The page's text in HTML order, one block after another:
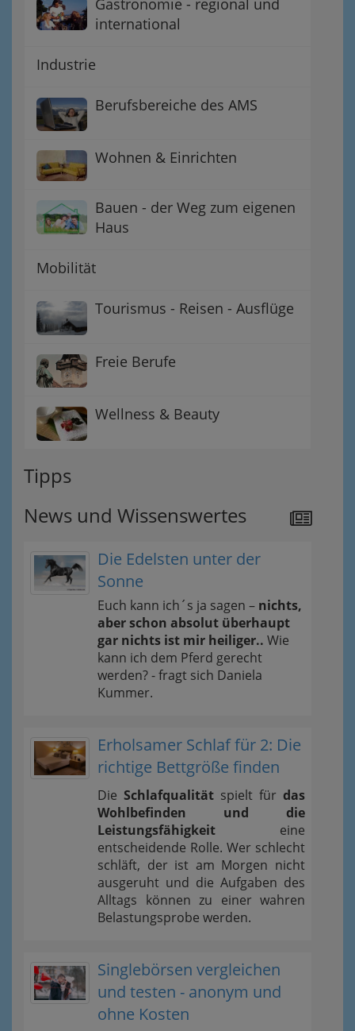
international
Industrie
Berufsbereiche des AMS
Wohnen & Einrichten
Bauen - der Weg zum eigenen
Haus
Mobilität
Tourismus - Reisen - Ausflüge
Freie Berufe
Wellness & Beauty
Tipps
News und Wissenswertes
Die Edelsten unter der
Sonne
Euch kann ich´s ja sagen – nichts,
aber schon absolut überhaupt
gar nichts ist mir heiliger.. Wie
kann ich dem Pferd gerecht
werden? - fragt sich Daniela
Kummer.
Erholsamer Schlaf für 2: Die
richtige Bettgröße finden
Die Schlafqualität spielt für das
Wohlbefinden und die
Leistungsfähigkeit eine
entscheidende Rolle. Wer schlecht
schläft, der ist am Morgen nicht
ausgeruht und die Aufgaben des
Alltags können zu einer wahren
Belastungsprobe werden.
Singlebörsen vergleichen
und testen - anonym und
ohne Kosten